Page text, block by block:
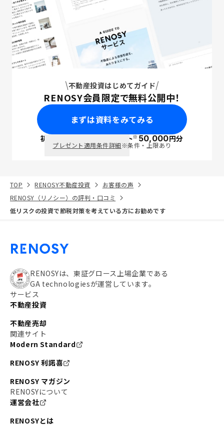
不動産投資はじめてガイド
RENOSY会員限定で無料公開中！
まずは資料をみてみる
初回面談で ポイント※50,000円分
プレゼント適用条件詳細※条件・上限あり
TOP RENOSY不動産投資
お客様の声
RENOSY（リノシー）の評判・口コミ
低リスクの投資で節税対策を考えている方にお勧めです
RENOSYは、東証グロース上場企業である
GA technologiesが運営しています。
サービス
不動産投資
不動産売却
関連サイト
Modern Standard
RENOSY 利諾喜
RENOSY マガジン
RENOSYについて
運営会社
RENOSYとは